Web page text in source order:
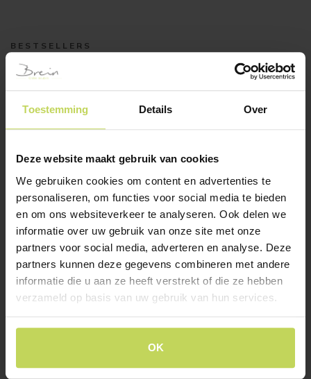
Toestemming Details Over
Deze website maakt gebruik van cookies
We gebruiken cookies om content en advertenties te
personaliseren, om functies voor social media te bieden
en om ons websiteverkeer te analyseren. Ook delen we
informatie over uw gebruik van onze site met onze
partners voor social media, adverteren en analyse. Deze
partners kunnen deze gegevens combineren met andere
informatie die u aan ze heeft verstrekt of die ze hebben
verzameld op basis van uw gebruik van hun services.
OK
BESTSELLERS
Klanten bekeken ook
tv-meubel SEFRO 161cm
Trendhopper
€ 749,-
tv-meubel MARONE
klein
Trendhopper
€ 599,-
Klantenservice